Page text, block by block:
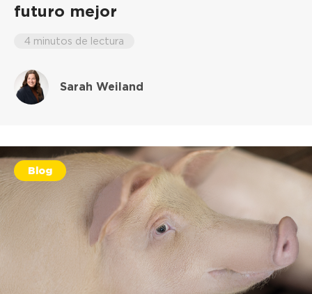
futuro mejor
4 minutos de lectura
Sarah Weiland
Blog